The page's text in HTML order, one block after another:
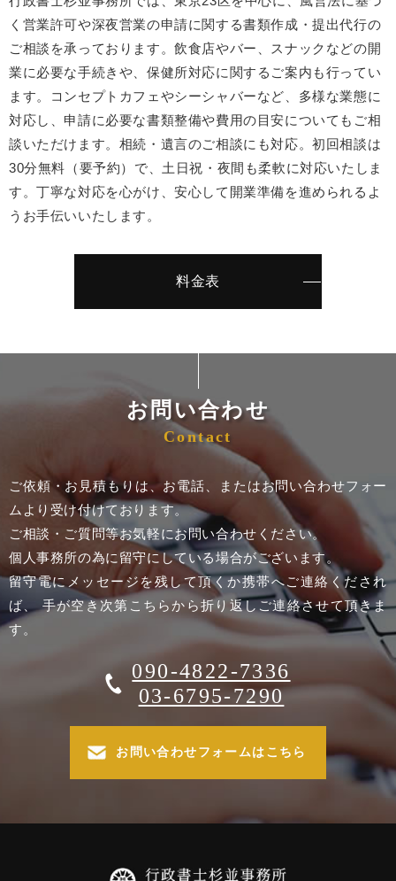
く営業許可や深夜営業の申請に関する書類作成・提出代行の
ご相談を承っております。飲食店やバー、スナックなどの開
業に必要な手続きや、保健所対応に関するご案内も行ってい
ます。コンセプトカフェやシーシャバーなど、多様な業態に
対応し、申請に必要な書類整備や費用の目安についてもご相
談いただけます。相続・遺言のご相談にも対応。初回相談は
30分無料（要予約）で、土日祝・夜間も柔軟に対応いたしま
す。丁寧な対応を心がけ、安心して開業準備を進められるよ
うお手伝いいたします。
料金表
お問い合わせ
Contact
ご依頼・お見積もりは、お電話、またはお問い合わせフォー
ムより受け付けております。
ご相談・ご質問等お気軽にお問い合わせください。
個人事務所の為に留守にしている場合がございます。
留守電にメッセージを残して頂くか携帯へご連絡くだされ
ば、 手が空き次第こちらから折り返しご連絡させて頂きま
す。
090-4822-7336
03-6795-7290
お問い合わせフォームはこちら